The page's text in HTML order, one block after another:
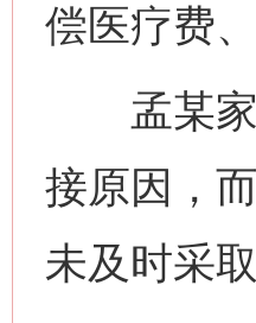
偿医疗费
孟某家
接原因，
未及时采